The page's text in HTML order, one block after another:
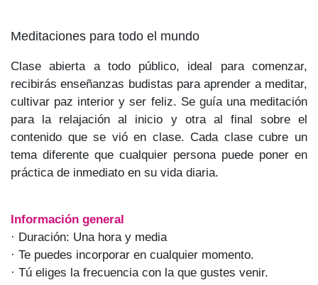
Meditaciones para todo el mundo
Clase abierta a todo público, ideal para comenzar,
recibirás enseñanzas budistas para aprender a
meditar, cultivar paz interior y ser feliz. Se guía una
meditación para la relajación al inicio y otra al final
sobre el contenido que se vió en clase. Cada clase
cubre un tema diferente que cualquier persona
puede poner en práctica de inmediato en su vida
Información general
· Duración: Una hora y media
· Te puedes incorporar en cualquier momento.